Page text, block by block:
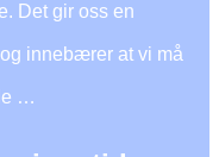
Det gir oss en
innebærer at vi må
…